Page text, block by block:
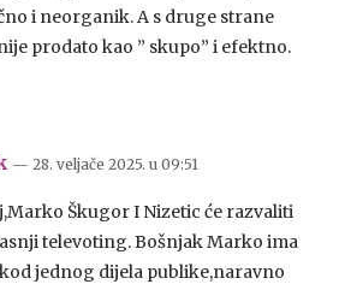
i neorganik. A s druge strane
prodato kao ” skupo” i efektno.
— 28. veljače 2025. u 09:51
Škugor I Nizetic će razvaliti
televoting. Bošnjak Marko ima
jednog dijela publike,naravno